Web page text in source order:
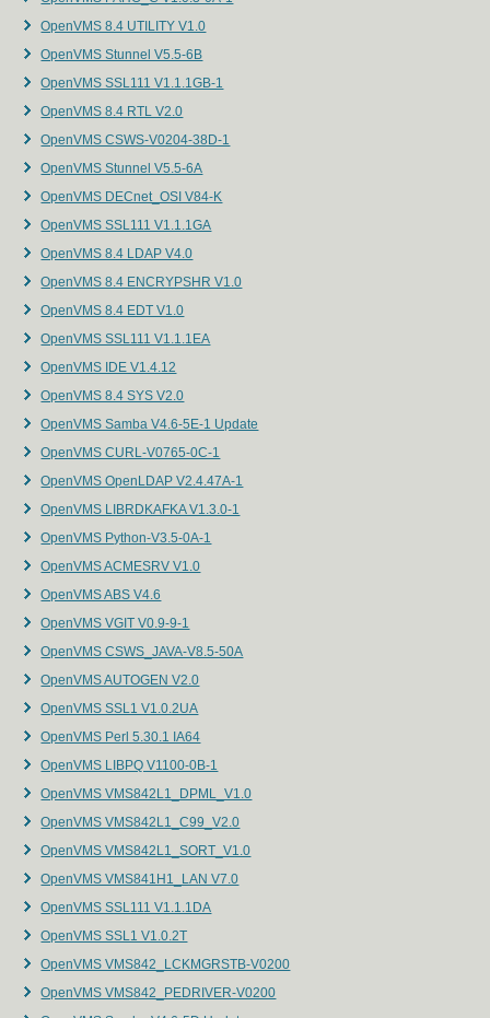
OpenVMS 8.4 UTILITY V1.0
OpenVMS Stunnel V5.5-6B
OpenVMS SSL111 V1.1.1GB-1
OpenVMS 8.4 RTL V2.0
OpenVMS CSWS-V0204-38D-1
OpenVMS Stunnel V5.5-6A
OpenVMS DECnet_OSI V84-K
OpenVMS SSL111 V1.1.1GA
OpenVMS 8.4 LDAP V4.0
OpenVMS 8.4 ENCRYPSHR V1.0
OpenVMS 8.4 EDT V1.0
OpenVMS SSL111 V1.1.1EA
OpenVMS IDE V1.4.12
OpenVMS 8.4 SYS V2.0
OpenVMS Samba V4.6-5E-1 Update
OpenVMS CURL-V0765-0C-1
OpenVMS OpenLDAP V2.4.47A-1
OpenVMS LIBRDKAFKA V1.3.0-1
OpenVMS Python-V3.5-0A-1
OpenVMS ACMESRV V1.0
OpenVMS ABS V4.6
OpenVMS VGIT V0.9-9-1
OpenVMS CSWS_JAVA-V8.5-50A
OpenVMS AUTOGEN V2.0
OpenVMS SSL1 V1.0.2UA
OpenVMS Perl 5.30.1 IA64
OpenVMS LIBPQ V1100-0B-1
OpenVMS VMS842L1_DPML_V1.0
OpenVMS VMS842L1_C99_V2.0
OpenVMS VMS842L1_SORT_V1.0
OpenVMS VMS841H1_LAN V7.0
OpenVMS SSL111 V1.1.1DA
OpenVMS SSL1 V1.0.2T
OpenVMS VMS842_LCKMGRSTB-V0200
OpenVMS VMS842_PEDRIVER-V0200